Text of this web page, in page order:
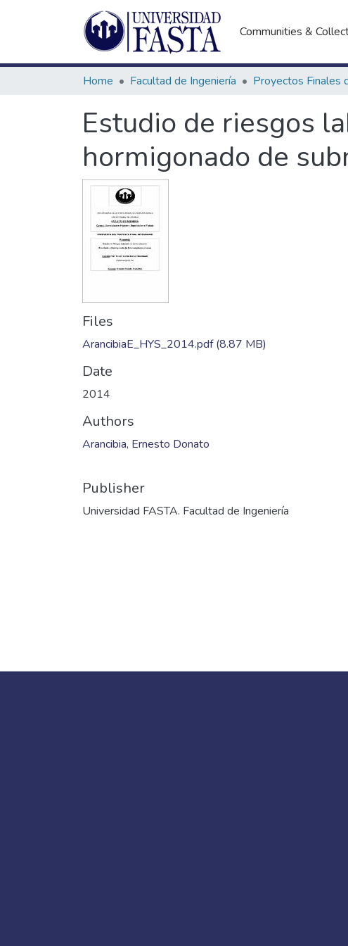
Communities &
Home Facultad de Ingeniería
Estudio de riesgos
hormigonado de
Files
ArancibiaE_HYS_2014.pdf(8.87 MB)
Date
2014
Authors
Arancibia, Ernesto Donato
Publisher
Universidad FASTA. Facultad de Ingeniería